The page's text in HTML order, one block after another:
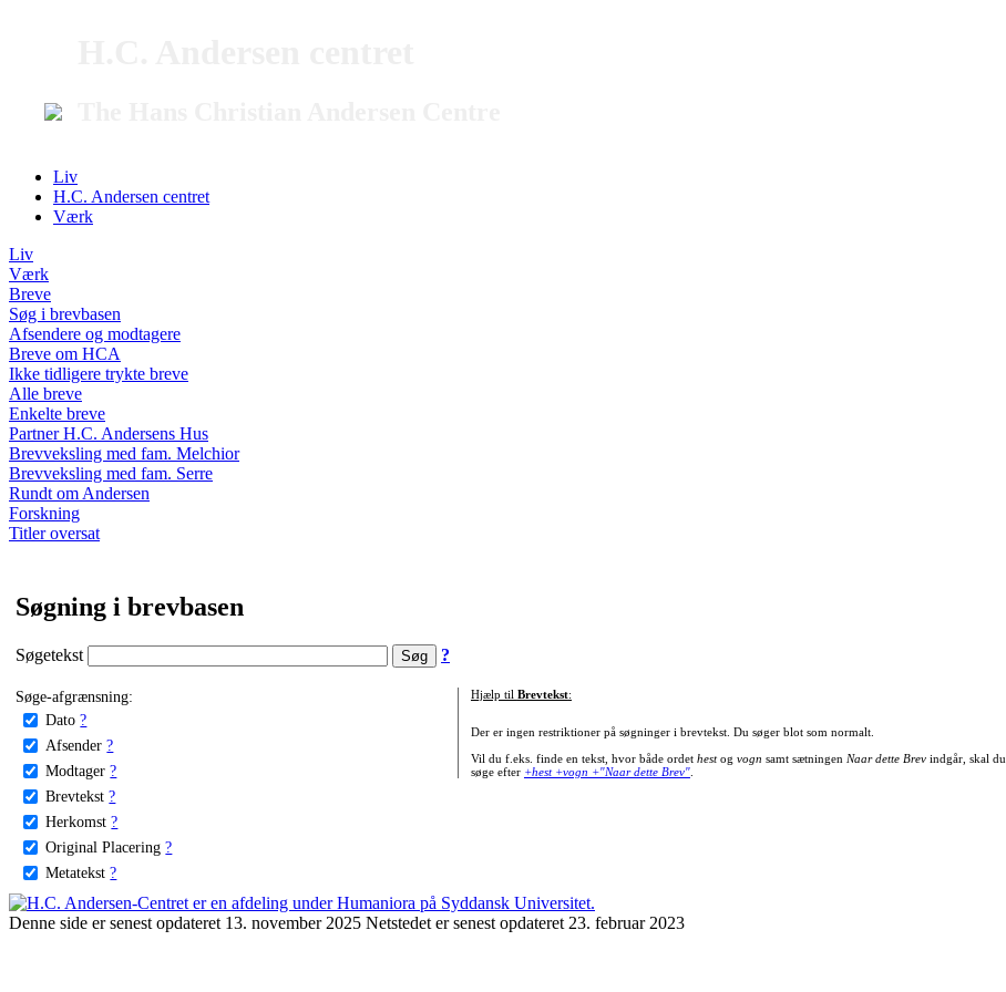
Liv
H.C. Andersen centret
Værk
Liv
Værk
Breve
Søg i brevbasen
Afsendere og modtagere
Breve om HCA
Ikke tidligere trykte breve
Alle breve
Enkelte breve
Partner H.C. Andersens Hus
Brevveksling med fam. Melchior
Brevveksling med fam. Serre
Rundt om Andersen
Forskning
Titler oversat
Søgning i brevbasen
Søgetekst ?
Søge-afgrænsning:
Dato ?
Afsender ?
Modtager ?
Brevtekst ?
Herkomst ?
Original Placering ?
Metatekst ?
Hjælp til Brevtekst:
Der er ingen restriktioner på søgninger i brevtekst. Du søger blot som normalt.
Vil du f.eks. finde en tekst, hvor både ordet hestog vogn samt sætningen Naar dette Brevindgår, skal du
søge efter +hest +vogn +"Naar dette Brev".
Denne side er senest opdateret 13. november 2025 Netstedet er senest opdateret 23. februar 2023